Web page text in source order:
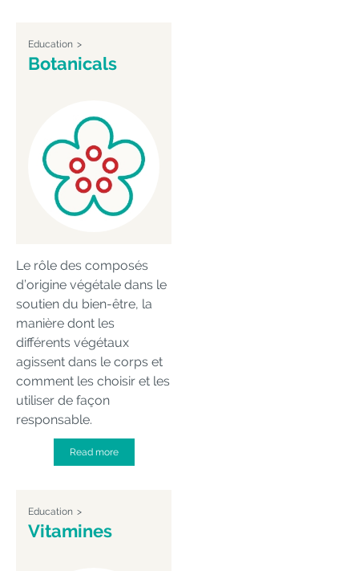
Education
Botanicals
Le rôle des composés
d’origine végétale dans le
soutien du bien-être, la
manière dont les
différents végétaux
agissent dans le corps et
comment les choisir et les
utiliser de façon
responsable.
Read more
Education
Vitamines